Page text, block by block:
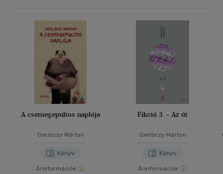
A csemegepultos naplója
Gerlóczy Márton
Könyv
Árinformációk
Fikció 3. - Az út
Gerlóczy Márton
Könyv
Árinformációk